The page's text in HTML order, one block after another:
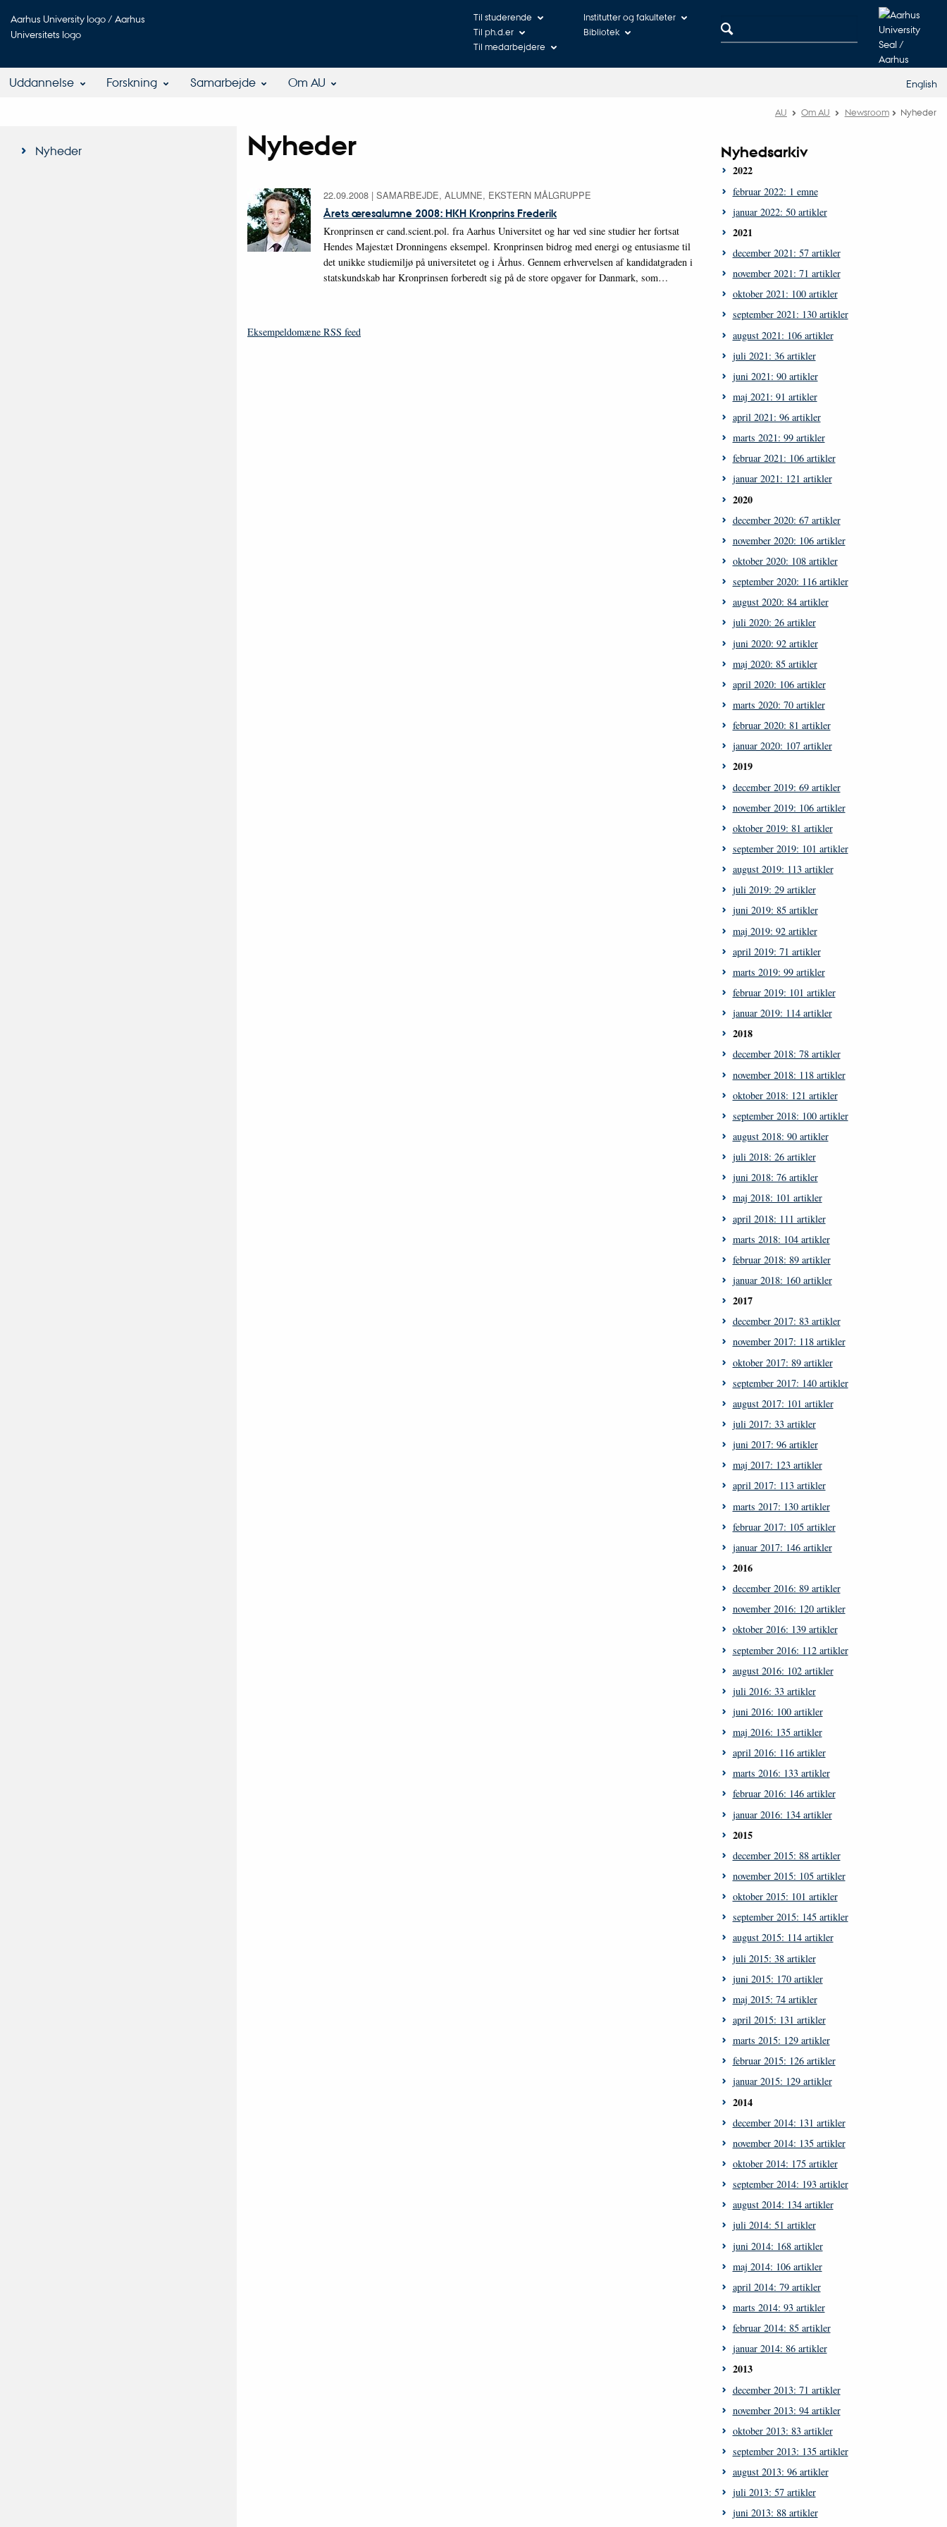
Aarhus University logo / Aarhus
Universitets logo
Til studerende
Til ph.d.er
Til medarbejdere
Institutter og fakulteter
Bibliotek
Uddannelse Forskning Samarbejde Om AU English
AU Om AU Newsroom Nyheder
Nyheder Nyheder
22.09.2008 | SAMARBEJDE, ALUMNE, EKSTERN MÅLGRUPPE
Årets æresalumne 2008: HKH Kronprins Frederik
Kronprinsen er cand.scient.pol. fra Aarhus Universitet og har ved sine studier her fortsat
Hendes Majestæt Dronningens eksempel. Kronprinsen bidrog med energi og entusiasme til
det unikke studiemiljø på universitetet og i Århus. Gennem erhvervelsen af kandidatgraden i
statskundskab har Kronprinsen forberedt sig på de store opgaver for Danmark, som…
Eksempeldomæne RSS feed
Nyhedsarkiv
2022
februar 2022: 1 emne
januar 2022: 50 artikler
2021
december 2021: 57 artikler
november 2021: 71 artikler
oktober 2021: 100 artikler
september 2021: 130 artikler
august 2021: 106 artikler
juli 2021: 36 artikler
juni 2021: 90 artikler
maj 2021: 91 artikler
april 2021: 96 artikler
marts 2021: 99 artikler
februar 2021: 106 artikler
januar 2021: 121 artikler
2020
december 2020: 67 artikler
november 2020: 106 artikler
oktober 2020: 108 artikler
september 2020: 116 artikler
august 2020: 84 artikler
juli 2020: 26 artikler
juni 2020: 92 artikler
maj 2020: 85 artikler
april 2020: 106 artikler
marts 2020: 70 artikler
februar 2020: 81 artikler
januar 2020: 107 artikler
2019
december 2019: 69 artikler
november 2019: 106 artikler
oktober 2019: 81 artikler
september 2019: 101 artikler
august 2019: 113 artikler
juli 2019: 29 artikler
juni 2019: 85 artikler
maj 2019: 92 artikler
april 2019: 71 artikler
marts 2019: 99 artikler
februar 2019: 101 artikler
januar 2019: 114 artikler
2018
december 2018: 78 artikler
november 2018: 118 artikler
oktober 2018: 121 artikler
september 2018: 100 artikler
august 2018: 90 artikler
juli 2018: 26 artikler
juni 2018: 76 artikler
maj 2018: 101 artikler
april 2018: 111 artikler
marts 2018: 104 artikler
februar 2018: 89 artikler
januar 2018: 160 artikler
2017
december 2017: 83 artikler
november 2017: 118 artikler
oktober 2017: 89 artikler
september 2017: 140 artikler
august 2017: 101 artikler
juli 2017: 33 artikler
juni 2017: 96 artikler
maj 2017: 123 artikler
april 2017: 113 artikler
marts 2017: 130 artikler
februar 2017: 105 artikler
januar 2017: 146 artikler
2016
december 2016: 89 artikler
november 2016: 120 artikler
oktober 2016: 139 artikler
september 2016: 112 artikler
august 2016: 102 artikler
juli 2016: 33 artikler
juni 2016: 100 artikler
maj 2016: 135 artikler
april 2016: 116 artikler
marts 2016: 133 artikler
februar 2016: 146 artikler
januar 2016: 134 artikler
2015
december 2015: 88 artikler
november 2015: 105 artikler
oktober 2015: 101 artikler
september 2015: 145 artikler
august 2015: 114 artikler
juli 2015: 38 artikler
juni 2015: 170 artikler
maj 2015: 74 artikler
april 2015: 131 artikler
marts 2015: 129 artikler
februar 2015: 126 artikler
januar 2015: 129 artikler
2014
december 2014: 131 artikler
november 2014: 135 artikler
oktober 2014: 175 artikler
september 2014: 193 artikler
august 2014: 134 artikler
juli 2014: 51 artikler
juni 2014: 168 artikler
maj 2014: 106 artikler
april 2014: 79 artikler
marts 2014: 93 artikler
februar 2014: 85 artikler
januar 2014: 86 artikler
2013
december 2013: 71 artikler
november 2013: 94 artikler
oktober 2013: 83 artikler
september 2013: 135 artikler
august 2013: 96 artikler
juli 2013: 57 artikler
juni 2013: 88 artikler